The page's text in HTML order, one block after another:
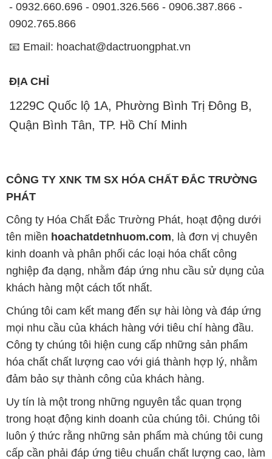
ĐỊA CHỈ
1229C Quốc lộ 1A, Phường Bình Trị Đông B,
Quận Bình Tân, TP. Hồ Chí Minh
CÔNG TY XNK TM SX HÓA CHẤT ĐẮC TRƯỜNG
PHÁT
kinh doanh và phân phối các loại hóa chất công
nghiệp đa dạng, nhằm đáp ứng nhu cầu sử dụng của
khách hàng một cách tốt nhất.
Chúng tôi cam kết mang đến sự hài lòng và đáp ứng
mọi nhu cầu của khách hàng với tiêu chí hàng đầu.
Công ty chúng tôi hiện cung cấp những sản phẩm
hóa chất chất lượng cao với giá thành hợp lý, nhằm
đảm bảo sự thành công của khách hàng.
Uy tín là một trong những nguyên tắc quan trọng
trong hoạt động kinh doanh của chúng tôi. Chúng tôi
luôn ý thức rằng những sản phẩm mà chúng tôi cung
cấp cần phải đáp ứng tiêu chuẩn chất lượng cao, làm
hài lòng đối tác. Đồng thời, chúng tôi cố gắng duy trì
mức giá hợp lý, tạo điều kiện phát triển và sự tồn tại
lâu dài cho cả hai bên.
Công ty Hóa Chất Đắc Trường Phát đáp ứng đa